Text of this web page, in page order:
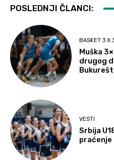
POSLEDNJI ČLANCI:
BASKET 3 X
Muška
drugog
VESTI
Srbija